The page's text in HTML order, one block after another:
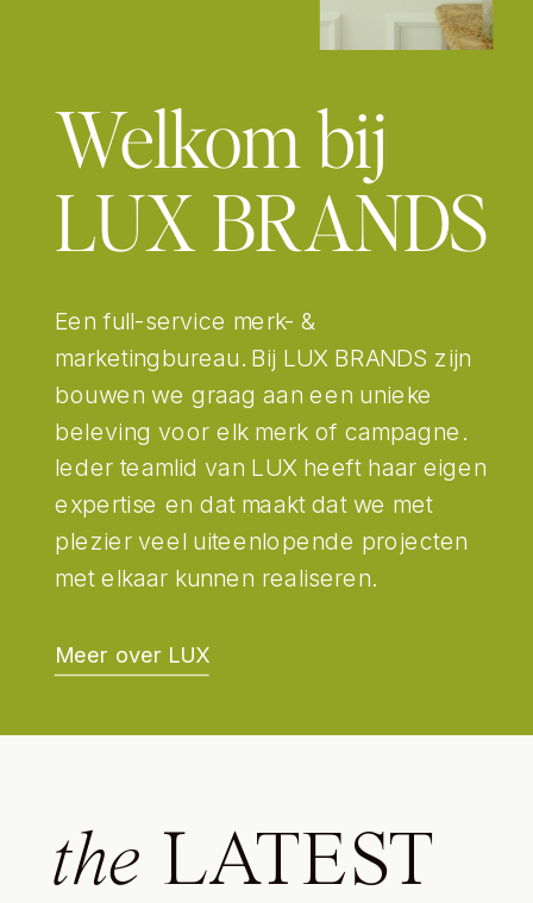
Welkom bij
LUX BRANDS
Een full-service merk- &
marketingbureau. Bij LUX BRANDS zijn
bouwen we graag aan een unieke
beleving voor elk merk of campagne.
Ieder teamlid van LUX heeft haar eigen
expertise en dat maakt dat we met
plezier veel uiteenlopende projecten
met elkaar kunnen realiseren.
Meer over LUX
the LATEST